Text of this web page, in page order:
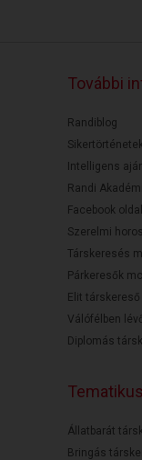
További
Randiblog
Intelligens
Randi
Facebook
Szerelmi
Társkeresés
Párkeresők
Elit társkereső
Válófélben
Diplomás
Állatbarát
Bringás